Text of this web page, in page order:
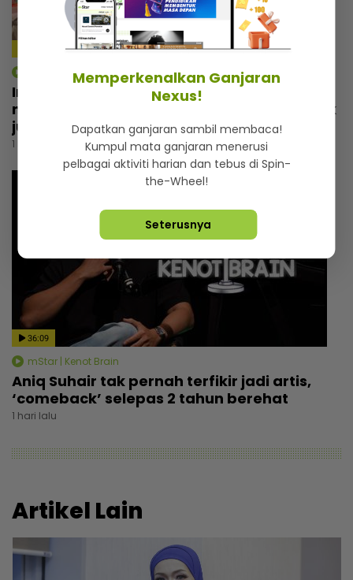
mStar | Hiburan
Irfan Zaini sibuk penggambaran di India,
mak sampai nak buat ‘appointment’ untuk
jumpa
1 hari lalu
36:09
mStar | Kenot Brain
Aniq Suhair tak pernah terfikir jadi artis,
‘comeback’ selepas 2 tahun berehat
1 hari lalu
Artikel Lain
Memperkenalkan Ganjaran
Nexus!
Dapatkan ganjaran sambil membaca!
Kumpul mata ganjaran menerusi
pelbagai aktiviti harian dan tebus di Spin-
the-Wheel!
Seterusnya